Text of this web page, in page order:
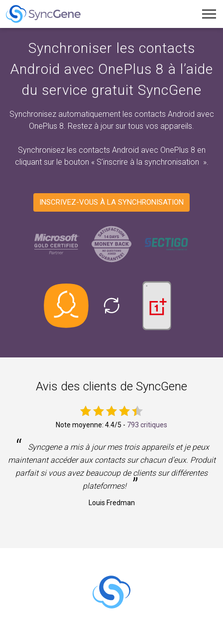
Synchroniser les contacts
Android avec OnePlus 8 à l’aide
du service gratuit SyncGene
Synchronisez automatiquement les contacts Android avec
OnePlus 8. Restez à jour sur tous vos appareils.
Synchronisez les contacts Android avec OnePlus 8 en
cliquant sur le bouton « S’inscrire à la synchronisation ».
INSCRIVEZ-VOUS À LA SYNCHRONISATION
Avis des clients de SyncGene
Note moyenne: 4.4/5 - 793 critiques
“
Syncgene a mis à jour mes trois appareils et je peux
maintenant accéder aux contacts sur chacun d’eux. Produit
parfait si vous avez beaucoup de clients sur différentes
plateformes!
”
Louis Fredman